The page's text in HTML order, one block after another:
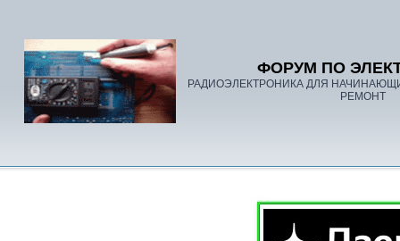
ФОРУМ ПО
РАДИОЭЛЕКТРОНИКА ДЛЯ
РЕМОНТ